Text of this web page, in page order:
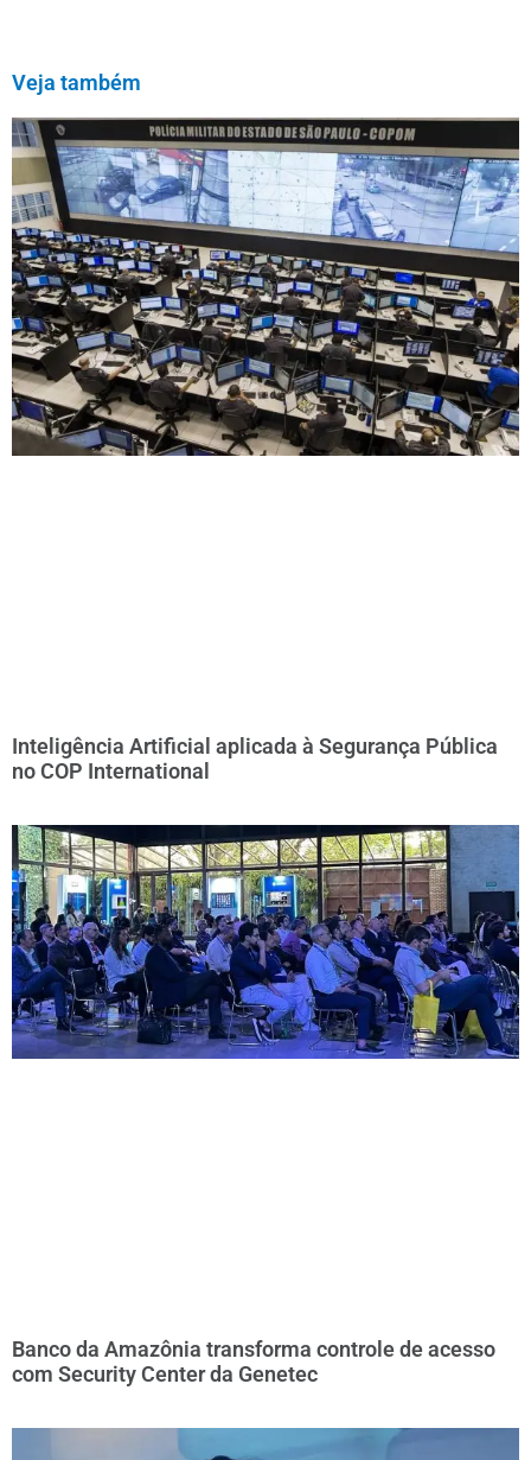
Veja também
Inteligência Artificial aplicada à Segurança Pública
no COP International
Banco da Amazônia transforma controle de acesso
com Security Center da Genetec